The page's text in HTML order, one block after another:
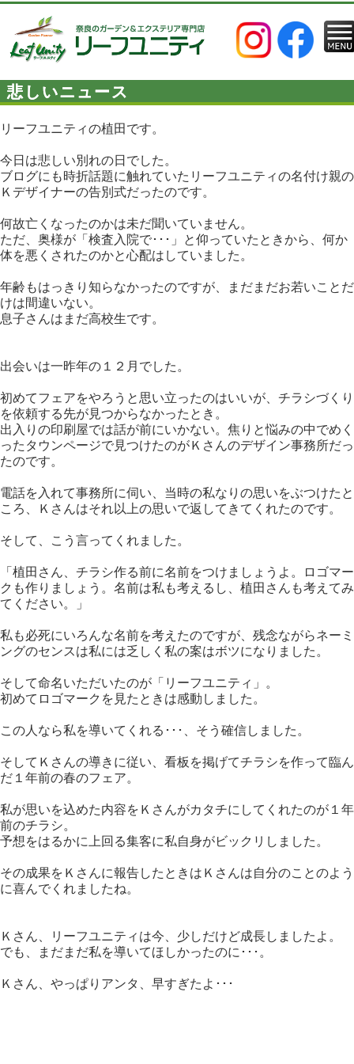
悲しいニュース
リーフユニティの植田です。
今日は悲しい別れの日でした。
ブログにも時折話題に触れていたリーフユニティの名付け親の
Ｋデザイナーの告別式だったのです。
何故亡くなったのかは未だ聞いていません。
ただ、奥様が「検査入院で･･･」と仰っていたときから、何か
体を悪くされたのかと心配はしていました。
年齢もはっきり知らなかったのですが、まだまだお若いことだ
けは間違いない。
息子さんはまだ高校生です。
出会いは一昨年の１２月でした。
初めてフェアをやろうと思い立ったのはいいが、チラシづくり
を依頼する先が見つからなかったとき。
出入りの印刷屋では話が前にいかない。焦りと悩みの中でめく
ったタウンページで見つけたのがＫさんのデザイン事務所だっ
たのです。
電話を入れて事務所に伺い、当時の私なりの思いをぶつけたと
ころ、Ｋさんはそれ以上の思いで返してきてくれたのです。
そして、こう言ってくれました。
「植田さん、チラシ作る前に名前をつけましょうよ。ロゴマー
クも作りましょう。名前は私も考えるし、植田さんも考えてみ
てください。」
私も必死にいろんな名前を考えたのですが、残念ながらネーミ
ングのセンスは私には乏しく私の案はボツになりました。
そして命名いただいたのが「リーフユニティ」。
初めてロゴマークを見たときは感動しました。
この人なら私を導いてくれる･･･、そう確信しました。
そしてＫさんの導きに従い、看板を掲げてチラシを作って臨ん
だ１年前の春のフェア。
私が思いを込めた内容をＫさんがカタチにしてくれたのが１年
前のチラシ。
予想をはるかに上回る集客に私自身がビックリしました。
その成果をＫさんに報告したときはＫさんは自分のことのよう
に喜んでくれましたね。
Ｋさん、リーフユニティは今、少しだけど成長しましたよ。
でも、まだまだ私を導いてほしかったのに･･･。
Ｋさん、やっぱりアンタ、早すぎたよ･･･